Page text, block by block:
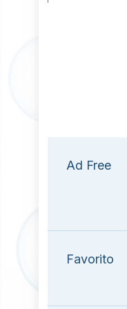
Ad Free
Favorito